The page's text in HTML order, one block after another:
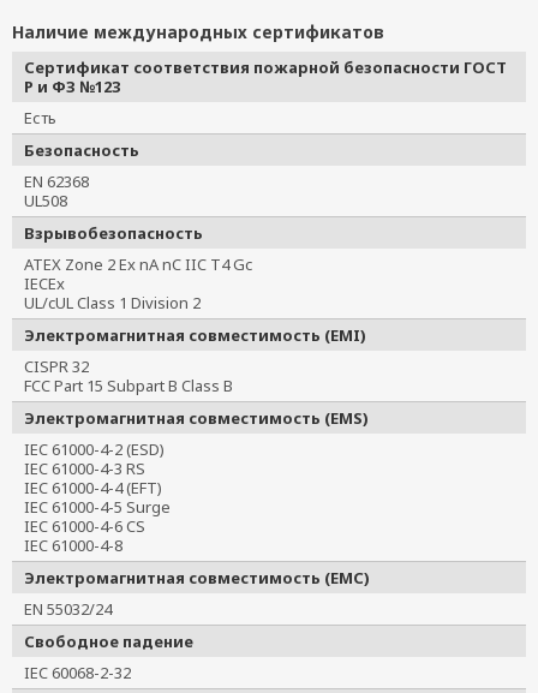
Наличие международных сертификатов
Сертификат соответствия пожарной безопасности ГОСТ
Р и ФЗ №123
Есть
Безопасность
EN 62368
UL508
Взрывобезопасность
ATEX Zone 2 Ex nA nC IIC T4 Gc
IECEx
UL/cUL Class 1 Division 2
Электромагнитная совместимость (EMI)
CISPR 32
FCC Part 15 Subpart B Class B
Электромагнитная совместимость (EMS)
IEC 61000-4-2 (ESD)
IEC 61000-4-3 RS
IEC 61000-4-4 (EFT)
IEC 61000-4-5 Surge
IEC 61000-4-6 CS
IEC 61000-4-8
Электромагнитная совместимость (EMC)
EN 55032/24
Свободное падение
IEC 60068-2-32